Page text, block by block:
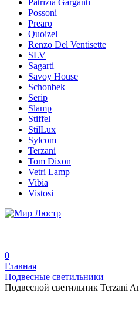
Patrizia Garganti
Possoni
Prearo
Quoizel
Renzo Del Ventisette
SLV
Sagarti
Savoy House
Schonbek
Serip
Slamp
Stiffel
StilLux
Sylcom
Terzani
Tom Dixon
Vetri Lamp
Vibia
Vistosi
0
Главная
Подвесные светильники
Подвесной светильник Terzani